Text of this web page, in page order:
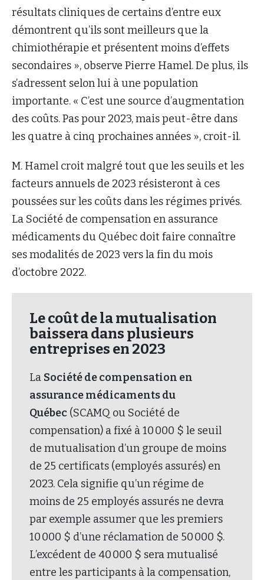
résultats cliniques de certains d’entre eux
démontrent qu’ils sont meilleurs que la
chimiothérapie et présentent moins d’effets
secondaires », observe Pierre Hamel. De plus, ils
s’adressent selon lui à une population
importante. « C’est une source d’augmentation
des coûts. Pas pour 2023, mais peut-être dans
les quatre à cinq prochaines années », croit-il.
M. Hamel croit malgré tout que les seuils et les
facteurs annuels de 2023 résisteront à ces
poussées sur les coûts dans les régimes privés.
La Société de compensation en assurance
médicaments du Québec doit faire connaître
ses modalités de 2023 vers la fin du mois
d’octobre 2022.
Le coût de la mutualisation
baissera dans plusieurs
entreprises en 2023
La Société de compensation en
assurance médicaments du
Québec (SCAMQ ou Société de
compensation) a fixé à 10 000 $ le seuil
de mutualisation d’un groupe de moins
de 25 certificats (employés assurés) en
2023. Cela signifie qu’un régime de
moins de 25 employés assurés ne devra
par exemple assumer que les premiers
10 000 $ d’une réclamation de 50 000 $.
L’excédent de 40 000 $ sera mutualisé
entre les participants à la compensation,